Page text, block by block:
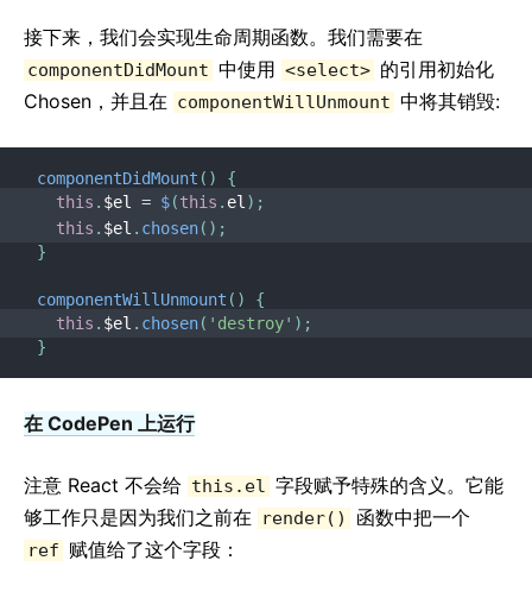
接下来，我们会实现生命周期函数。我们需要在
componentDidMount 中使用 <select> 的引用初始化
Chosen，并且在 componentWillUnmount 中将其销毁:
componentDidMount ( )
{
this . $el = $(this . el ) ;
this . $el . chosen( ) ;
}
componentWillUnmount ( )
{
this . $el . chosen( 'destroy' ) ;
}
在 CodePen 上运行
注意 React 不会给 this.el 字段赋予特殊的含义。它能
够工作只是因为我们之前在
render() 函数中把一个
ref 赋值给了这个字段：